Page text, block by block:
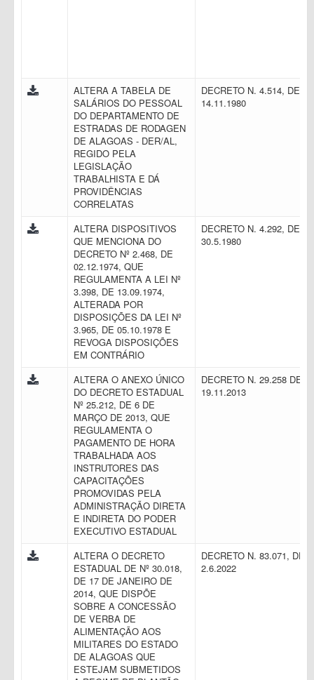
ALTERA A TABELA DE
SALÁRIOS DO PESSOAL
DO DEPARTAMENTO DE
ESTRADAS DE RODAGEN
DE ALAGOAS - DER/AL,
REGIDO PELA
LEGISLAÇÃO
TRABALHISTA E DÁ
PROVIDÊNCIAS
CORRELATAS
DECRETO N. 4.514, DE
14.11.1980
ALTERA DISPOSITIVOS
QUE MENCIONA DO
DECRETO Nº 2.468, DE
02.12.1974, QUE
REGULAMENTA A LEI Nº
3.398, DE 13.09.1974,
ALTERADA POR
DISPOSIÇÕES DA LEI Nº
3.965, DE 05.10.1978 E
REVOGA DISPOSIÇÕES
EM CONTRÁRIO
DECRETO N. 4.292, DE
30.5.1980
ALTERA O ANEXO ÚNICO
DO DECRETO ESTADUAL
Nº 25.212, DE 6 DE
MARÇO DE 2013, QUE
REGULAMENTA O
PAGAMENTO DE HORA
TRABALHADA AOS
INSTRUTORES DAS
CAPACITAÇÕES
PROMOVIDAS PELA
ADMINISTRAÇÃO DIRETA
E INDIRETA DO PODER
EXECUTIVO ESTADUAL
DECRETO N. 29.258 DE
19.11.2013
ALTERA O DECRETO
ESTADUAL DE Nº 30.018,
DE 17 DE JANEIRO DE
2014, QUE DISPÕE
SOBRE A CONCESSÃO
DE VERBA DE
ALIMENTAÇÃO AOS
MILITARES DO ESTADO
DE ALAGOAS QUE
ESTEJAM SUBMETIDOS
DECRETO N. 83.071, DE
2.6.2022